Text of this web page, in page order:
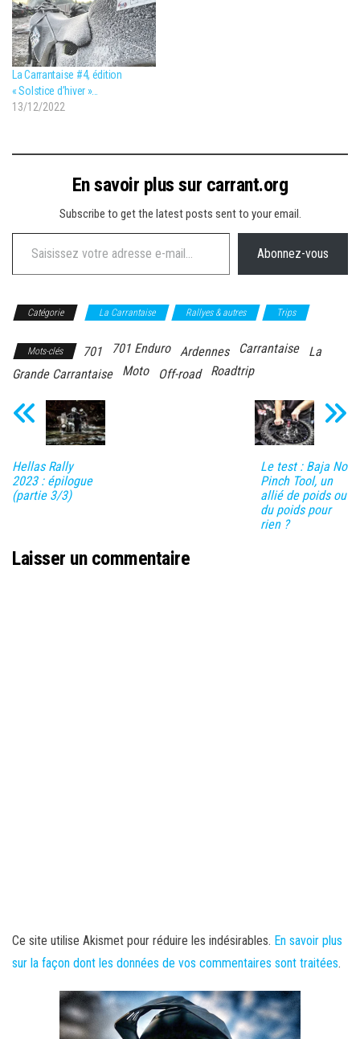
La Carrantaise #4, édition
« Solstice d’hiver »…
13/12/2022
En savoir plus sur carrant.org
Subscribe to get the latest posts sent to your email.
Saisissez votre adresse e-mail…
Abonnez-vous
Catégorie La Carrantaise Rallyes & autres Trips
Mots-clés 701 701 Enduro Ardennes Carrantaise
La
Grande Carrantaise
Moto Off-road Roadtrip
Hellas Rally
2023 : épilogue
(partie 3/3)
Le test : Baja No
Pinch Tool, un
allié de poids ou
du poids pour
rien ?
Laisser un commentaire
Ce site utilise Akismet pour réduire les indésirables. En savoir plus
sur la façon dont les données de vos commentaires sont traitées.